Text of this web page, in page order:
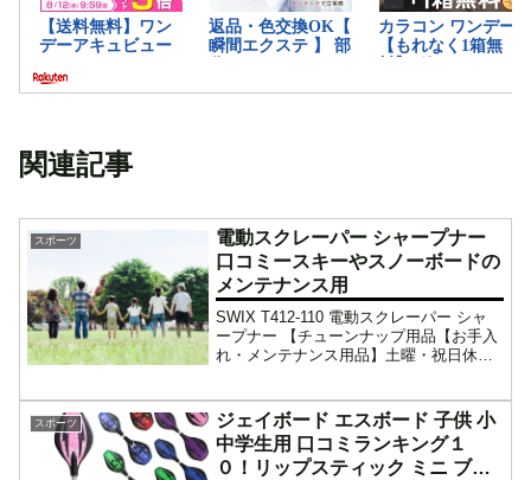
関連記事
スポーツ
電動スクレーパー シャープナー
口コミースキーやスノーボードの
メンテナンス用
SWIX T412-110 電動スクレーパー シャ
ープナー 【チューンナップ用品【お手入
れ・メンテナンス用品】土曜・祝日休ま
プ用品【お手入れ・メンテナ...
スポーツ
ジェイボード エスボード 子供 小
中学生用 口コミランキング１
０！リップスティック ミニ ブレ